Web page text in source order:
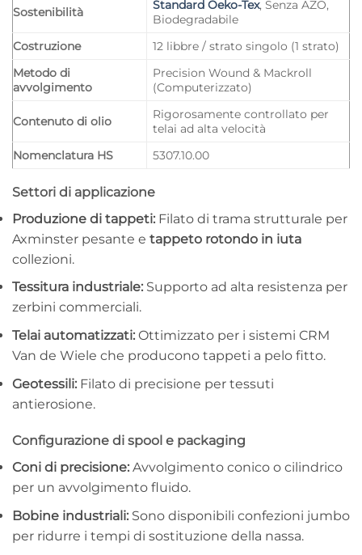
Sostenibilità Standard Oeko-Tex, Senza AZO,
Biodegradabile
Costruzione
12 libbre / strato singolo (1 strato)
Metodo di
avvolgimento
Precision Wound & Mackroll
(Computerizzato)
Contenuto di olio
Rigorosamente controllato per
telai ad alta velocità
Nomenclatura HS
5307.10.00
Settori di applicazione
Produzione di tappeti: Filato di trama strutturale per
Axminster pesante e tappeto rotondo in iuta
collezioni.
Tessitura industriale: Supporto ad alta resistenza per
zerbini commerciali.
Telai automatizzati: Ottimizzato per i sistemi CRM
Van de Wiele che producono tappeti a pelo fitto.
Geotessili: Filato di precisione per tessuti
antierosione.
Configurazione di spool e packaging
Coni di precisione: Avvolgimento conico o cilindrico
per un avvolgimento fluido.
Bobine industriali: Sono disponibili confezioni jumbo
per ridurre i tempi di sostituzione della nassa.